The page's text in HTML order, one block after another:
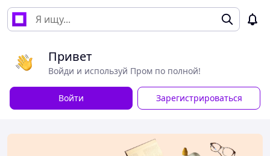
Привет
Войди и используй Пром по полной!
Войти Зарегистрироваться